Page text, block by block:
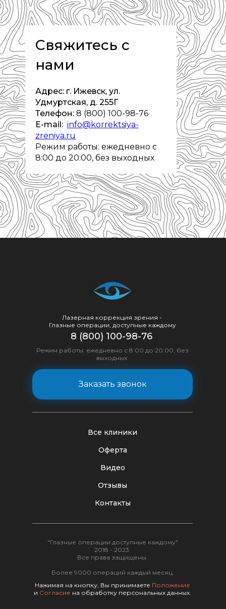
Свяжитесь с
нами
Адрес: г. Ижевск, ул.
Удмуртская, д. 255Г
Телефон: 8 (800) 100-98-76
E-mail: info@korrektsiya-
zreniya.ru
Режим работы: ежедневно с
8:00 до 20:00, без выходных
Лазерная коррекция зрения -
Глазные операции, доступные каждому
Оферта
Видео
Все клиники
Отзывы
Контакты
8 (800) 100-98-76
Режим работы: ежедневно с 8:00 до 20:00, без
выходных
Заказать звонок
Нажимая на кнопку, Вы принимаете Положение
и Согласие на обработку персональных данных.
"Глазные операции доступные каждому"
2018 - 2023
Все права защищены.
Более 9000 операций каждый месяц.